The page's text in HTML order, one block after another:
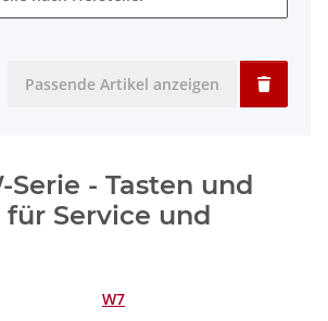
Passende Artikel anzeigen
Serie - Tasten und
Service und
W7